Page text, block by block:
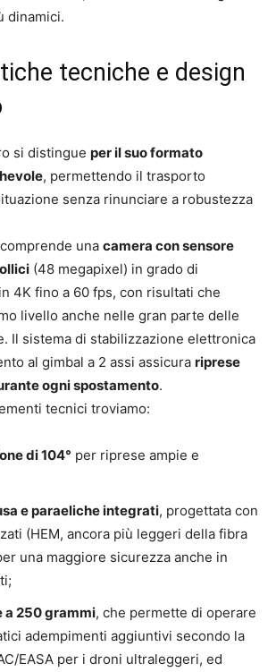
dinamici.
tecniche e design
si distingue per il suo formato
, permettendo il trasporto
senza rinunciare a robustezza
una camera con sensore
(48 megapixel) in grado di
4K fino a 60 fps, con risultati che
livello anche nelle gran parte delle
Il sistema di stabilizzazione elettronica
al gimbal a 2 assi assicura riprese
ogni spostamento.
tecnici troviamo:
di 104° per riprese ampie e
e paraeliche integrati, progettata con
(HEM, ancora più leggeri della fibra
una maggiore sicurezza anche in
a 250 grammi, che permette di operare
adempimenti aggiuntivi secondo la
EASA per i droni ultraleggeri, ed